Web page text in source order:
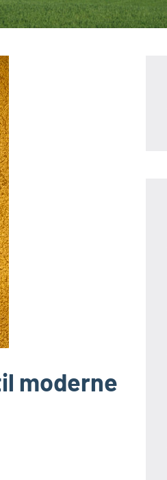
moderne